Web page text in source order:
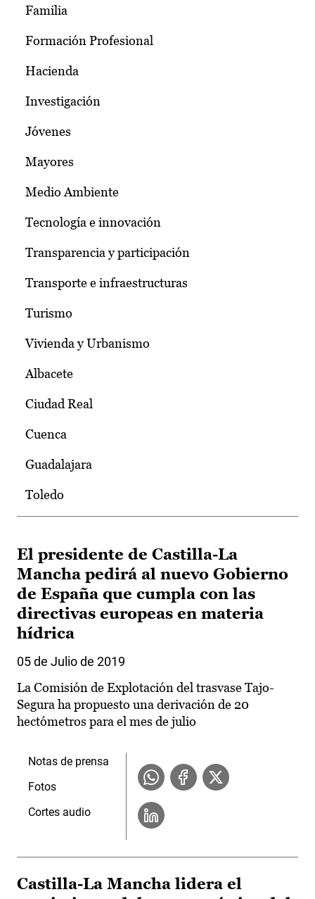
Familia
Formación Profesional
Hacienda
Investigación
Jóvenes
Mayores
Medio Ambiente
Tecnología e innovación
Transparencia y participación
Transporte e infraestructuras
Turismo
Vivienda y Urbanismo
Albacete
Ciudad Real
Cuenca
Guadalajara
Toledo
El presidente de Castilla-La
Mancha pedirá al nuevo Gobierno
de España que cumpla con las
directivas europeas en materia
hídrica
05 de Julio de 2019
La Comisión de Explotación del trasvase Tajo-
Segura ha propuesto una derivación de 20
hectómetros para el mes de julio
Notas de prensa
Fotos
Cortes audio
Castilla-La Mancha lidera el